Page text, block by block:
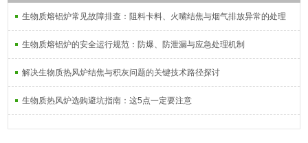
生物质熔铝炉常见故障排查：阻料卡料、火嘴结焦与烟气排放异常的处理
生物质熔铝炉的安全运行规范：防爆、防泄漏与应急处理机制
解决生物质热风炉结焦与积灰问题的关键技术路径探讨
生物质热风炉选购避坑指南：这5点一定要注意